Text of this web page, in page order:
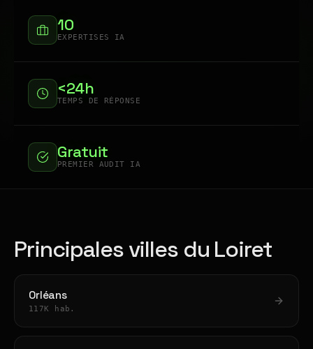
10
EXPERTISES IA
<24h
TEMPS DE RÉPONSE
Gratuit
PREMIER AUDIT IA
Principales villes du Loiret
Orléans
117K hab.